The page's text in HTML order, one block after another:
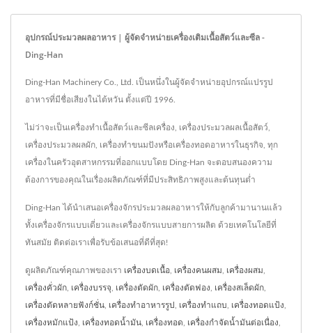
อุปกรณ์ประมวลผลอาหาร | ผู้จัดจำหน่ายเครื่องเติมเนื้อสัตว์และซีล -
Ding-Han
Ding-Han Machinery Co., Ltd. เป็นหนึ่งในผู้จัดจำหน่ายอุปกรณ์แปรรูป
อาหารที่มีชื่อเสียงในไต้หวัน ตั้งแต่ปี 1996.
ไม่ว่าจะเป็นเครื่องทำเนื้อสัตว์และซีลเครื่อง, เครื่องประมวลผลเนื้อสัตว์,
เครื่องประมวลผลผัก, เครื่องทำขนมปังหรือเครื่องทอดอาหารในธุรกิจ, ทุก
เครื่องในครัวอุตสาหกรรมที่ออกแบบโดย Ding-Han จะตอบสนองความ
ต้องการของคุณในเรื่องผลิตภัณฑ์ที่มีประสิทธิภาพสูงและต้นทุนต่ำ
Ding-Han ได้นำเสนอเครื่องจักรประมวลผลอาหารให้กับลูกค้ามานานแล้ว
ทั้งเครื่องจักรแบบเดี่ยวและเครื่องจักรแบบสายการผลิต ด้วยเทคโนโลยีที่
ทันสมัย ติดต่อเราเพื่อรับข้อเสนอที่ดีที่สุด!
ดูผลิตภัณฑ์คุณภาพของเรา เครื่องบดเนื้อ เครื่องคนผสม เครื่องผสม
เครื่องคั่วผัก เครื่องบรรจุ เครื่องตัดผัก เครื่องตัดฟอง เครื่องสเล็ดผัก
เครื่องตัดหลายฟังก์ชั่น เครื่องทำอาหารรูป เครื่องทำแถบ เครื่องทอดแป้ง
เครื่องหมักแป้ง เครื่องทอดน้ำมัน เครื่องทอด เครื่องกำจัดน้ำมันต่อเนื่อง